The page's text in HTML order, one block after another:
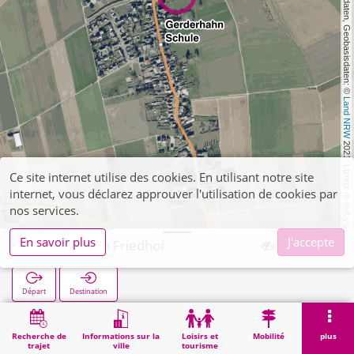
, Kartendaten, Geobasisdaten: ©
Land NRW
2021, Lizenz
dl-de/by-2-0
Recherche de
trajet
Informations sur la
ville
Loisirs et
tourisme
Mobilité plus
Gerderhahn Friedhof
Départ Destination
Démarrage Gerderhahn Friedhof
Ce site internet utilise des cookies. En utilisant notre site
internet, vous déclarez approuver l'utilisation de cookies par
nos services.
En savoir plus
J'accepte